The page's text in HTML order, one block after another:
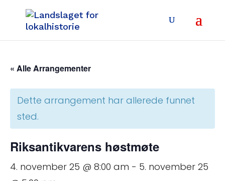
« Alle Arrangementer
Dette arrangement har allerede funnet
sted.
Riksantikvarens høstmøte
4. november 25 @ 8:00 am - 5. november 25